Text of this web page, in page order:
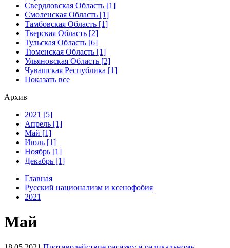
Свердловская Область [1]
Смоленская Область [1]
Тамбовская Область [1]
Тверская Область [2]
Тульская Область [6]
Тюменская Область [1]
Ульяновская Область [2]
Чувашская Республика [1]
Показать все
Архив
2021 [5]
Апрель [1]
Май [1]
Июль [1]
Ноябрь [1]
Декабрь [1]
Главная
Русский национализм и ксенофобия
2021
Май